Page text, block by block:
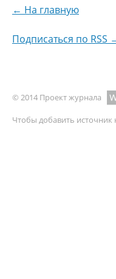
← На главную
Подписаться по RSS
© 2014 Проект журнала
Чтобы добавить